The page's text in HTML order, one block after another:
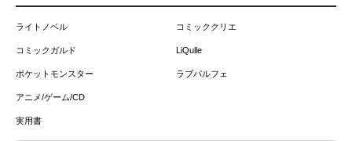
ライトノベル
コミックガルド
ポケットモンスター
アニメ/ゲーム/CD
実用書
コミッククリエ
LiQulle
ラブパルフェ